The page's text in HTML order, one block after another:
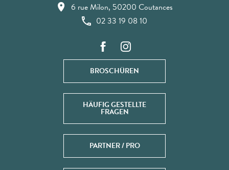
6 rue Milon, 50200 Coutances
02 33 19 08 10
BROSCHÜREN
HÄUFIG GESTELLTE
FRAGEN
PARTNER / PRO